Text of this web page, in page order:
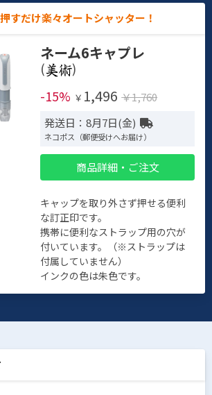
すだけ楽々オートシャッター！
ネーム6キャプレ
(
)
-15% ￥ 1,496 ￥1,760
発送日：8月7日(金)
ネコポス（郵便受けへお届け）
商品詳細・ご注文
キャップを取り外さず押せる便利
な訂正印です。
携帯に便利なストラップ用の穴が
付いています。（※ストラップは
付属していません）
インクの色は朱色です。